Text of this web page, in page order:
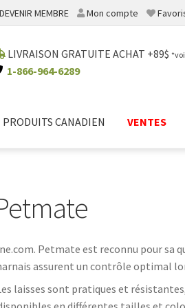
DEVENIR MEMBRE Mon compte
LIVRAISON GRATUITE ACHAT +89$
1-866-964-6289
PRODUITS CANADIEN VENTES
Petmate est reconnu pour sa
assurent un contrôle optimal
laisses sont pratiques et